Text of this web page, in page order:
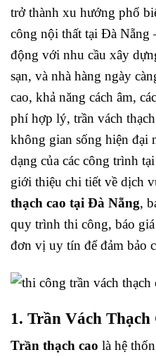
trở thành xu hướng phổ
công nội thất tại Đà Nẵng
động với nhu cầu xây
sạn, và nhà hàng ngày
cao, khả năng cách âm,
phí hợp lý, trần vách
không gian sống hiện đại
dạng của các công trình
giới thiệu chi tiết về dịch
thạch cao tại Đà Nẵng,
quy trình thi công, báo
đơn vị uy tín để đảm bảo
1. Trần Vách Thạch
Trần thạch cao là hệ